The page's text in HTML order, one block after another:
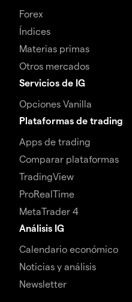
Forex
Índices
Materias primas
Otros mercados
Servicios de IG
Opciones Vanilla
Plataformas de trading
Apps de trading
Comparar plataformas
TradingView
ProRealTime
MetaTrader 4
Análisis IG
Calendario económico
Noticias y análisis
Newsletter